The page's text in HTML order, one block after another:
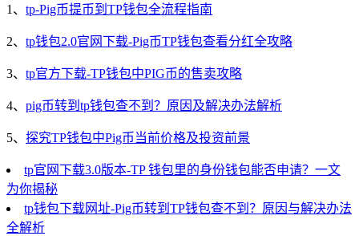
1、 tp-Pig币提币到TP钱包全流程指南
2、 tp钱包2.0官网下载-Pig币TP钱包查看分红全攻略
3、 tp官方下载-TP钱包中PIG币的售卖攻略
4、 pig币转到tp钱包查不到？原因及解决办法解析
5、 探究TP钱包中Pig币当前价格及投资前景
tp官网下载3.0版本-TP 钱包里的身份钱包能否申请？一文
为你揭秘
tp钱包下载网址-Pig币转到TP钱包查不到？原因与解决办法
全解析